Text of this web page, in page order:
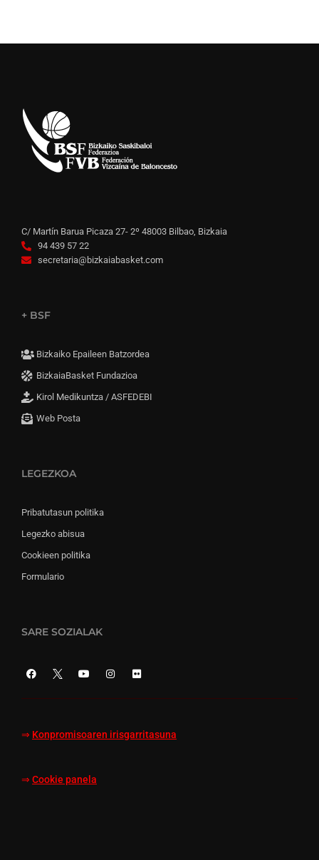
C/ Martín Barua Picaza 27- 2º 48003 Bilbao, Bizkaia
94 439 57 22
secretaria@bizkaiabasket.com
+ BSF
Bizkaiko Epaileen Batzordea
BizkaiaBasket Fundazioa
Kirol Medikuntza / ASFEDEBI
Web Posta
LEGEZKOA
Pribatutasun politika
Legezko abisua
Cookieen politika
Formulario
SARE SOZIALAK
⇒ Konpromisoaren irisgarritasuna
⇒ Cookie panela